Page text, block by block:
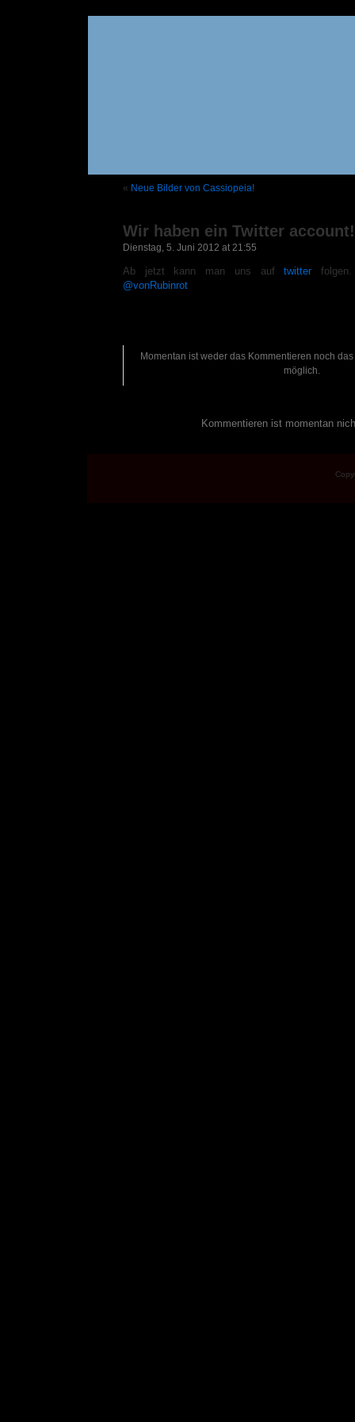
« Neue Bilder von Cassiopeia!
Wir haben ein Twitter account!
Dienstag, 5. Juni 2012 at 21:55
Ab jetzt kann man uns auftwitter
@vonRubinrot
Momentan ist weder das Kommentieren noch
möglich.
Kommentieren ist momentan